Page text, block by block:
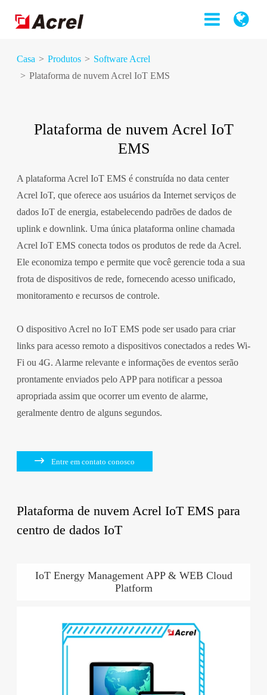
Casa Produtos
Software Acrel
Plataforma de nuvem Acrel IoT EMS
Plataforma de nuvem Acrel IoT
EMS
A plataforma Acrel IoT EMS é construída no data center
Acrel IoT, que oferece aos usuários da Internet serviços de
dados IoT de energia, estabelecendo padrões de dados de
uplink e downlink. Uma única plataforma online chamada
Acrel IoT EMS conecta todos os produtos de rede da Acrel.
Ele economiza tempo e permite que você gerencie toda a sua
frota de dispositivos de rede, fornecendo acesso unificado,
monitoramento e recursos de controle.
O dispositivo Acrel no IoT EMS pode ser usado para criar
links para acesso remoto a dispositivos conectados a redes Wi-
Fi ou 4G. Alarme relevante e informações de eventos serão
prontamente enviados pelo APP para notificar a pessoa
apropriada assim que ocorrer um evento de alarme,
geralmente dentro de alguns segundos.
 Entre em contato conosco
Plataforma de nuvem Acrel IoT EMS para
centro de dados IoT
IoT Energy Management APP & WEB Cloud
Platform